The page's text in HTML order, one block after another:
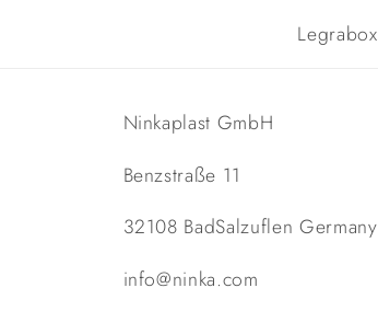
Legrabox
Ninkaplast GmbH
Benzstraße 11
32108 BadSalzuflen Germany
info@ninka.com